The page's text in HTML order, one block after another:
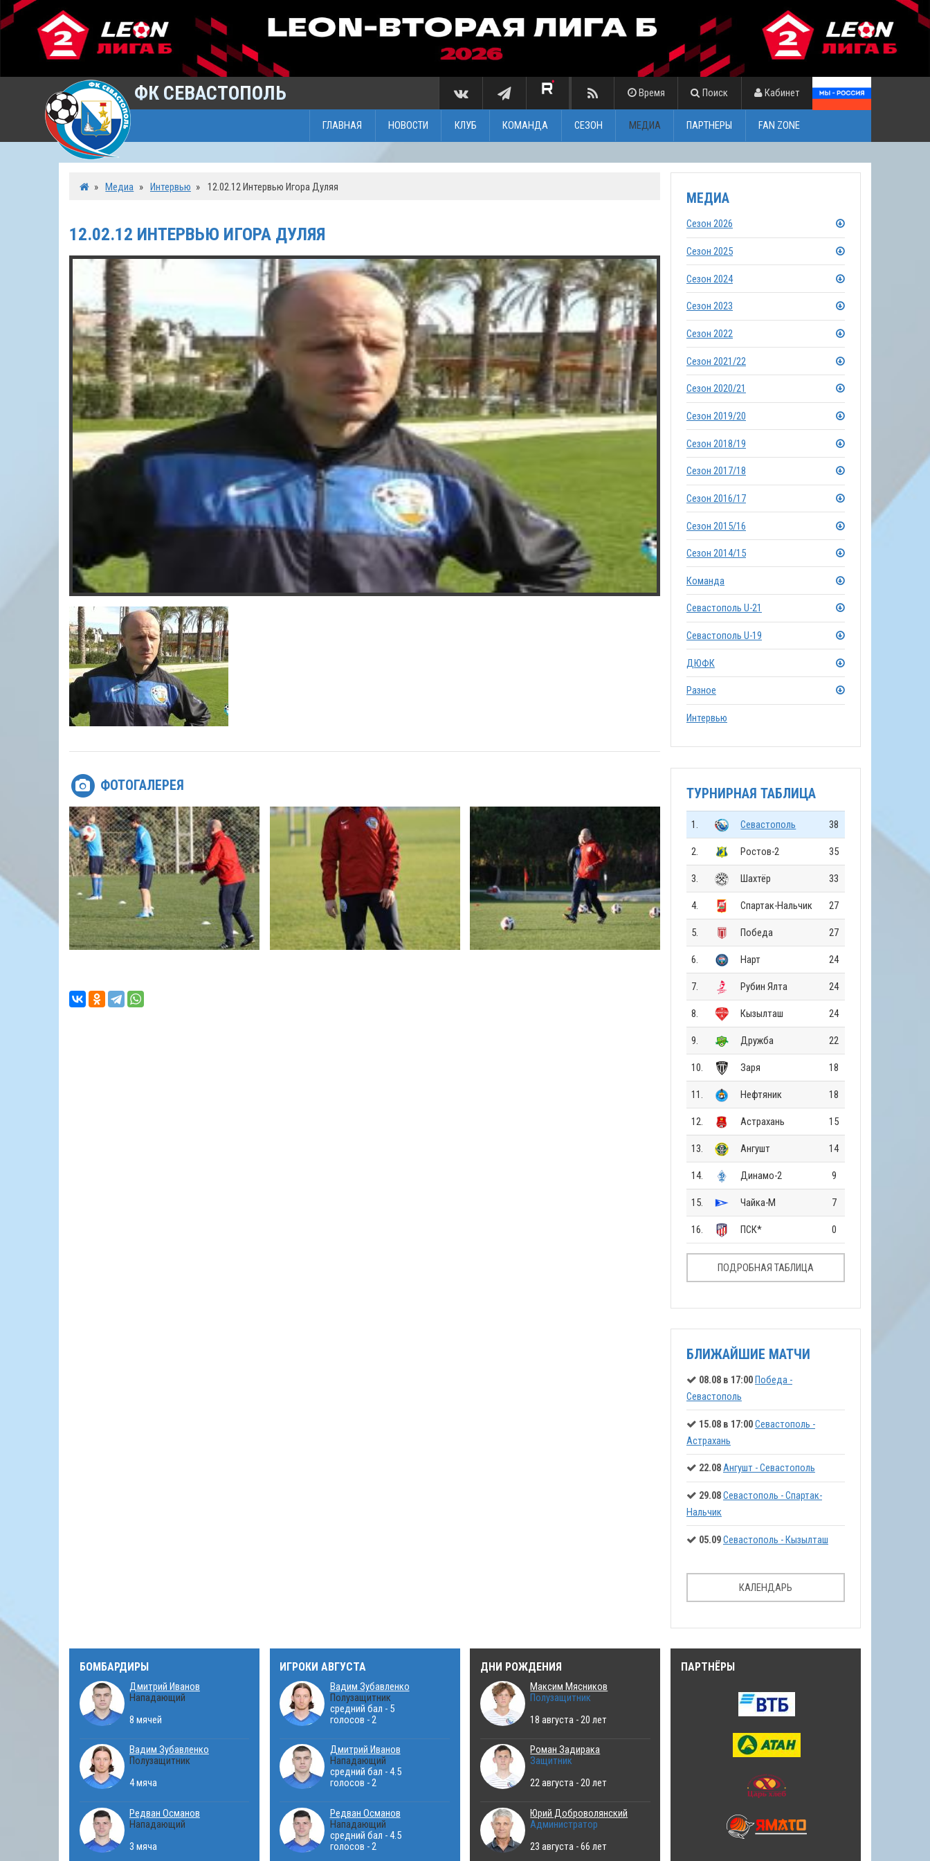
ФК СЕВАСТОПОЛЬ Время Поиск Кабинет
ГЛАВНАЯ НОВОСТИ КЛУБ КОМАНДА СЕЗОН МЕДИА ПАРТНЕРЫ FAN ZONE
» Медиа » Интервью » 12.02.12 Интервью Игора Дуляя
12.02.12 ИНТЕРВЬЮ ИГОРА ДУЛЯЯ
ФОТОГАЛЕРЕЯ
МЕДИА
Сезон 2026
Сезон 2025
Сезон 2024
Сезон 2023
Сезон 2022
Сезон 2021/22
Сезон 2020/21
Сезон 2019/20
Сезон 2018/19
Сезон 2017/18
Сезон 2016/17
Сезон 2015/16
Сезон 2014/15
Команда
Севастополь U-21
Севастополь U-19
ДЮФК
Разное
Интервью
ТУРНИРНАЯ ТАБЛИЦА
1. Севастополь 38
2. Ростов-2 35
3. Шахтёр 33
4. Спартак-Нальчик 27
5. Победа 27
6. Нарт 24
7. Рубин Ялта 24
8. Кызылташ 24
9. Дружба 22
10. Заря 18
11. Нефтяник 18
12. Астрахань 15
13. Ангушт 14
14. Динамо-2 9
15. Чайка-М 7
16. ПСК* 0
ПОДРОБНАЯ ТАБЛИЦА
БЛИЖАЙШИЕ МАТЧИ
08.08 в 17:00Победа -
Севастополь
15.08 в 17:00Севастополь -
Астрахань
22.08Ангушт - Севастополь
29.08Севастополь - Спартак-
Нальчик
05.09Севастополь - Кызылташ
КАЛЕНДАРЬ
БОМБАРДИРЫ
Дмитрий Иванов
Нападающий
8 мячей
Вадим Зубавленко
Полузащитник
4 мяча
Редван Османов
Нападающий
3 мяча
ИГРОКИ АВГУСТА
Вадим Зубавленко
Полузащитник
средний бал - 5
голосов - 2
Дмитрий Иванов
Нападающий
средний бал - 4.5
голосов - 2
Редван Османов
Нападающий
средний бал - 4.5
голосов - 2
ДНИ РОЖДЕНИЯ
Максим Мясников
Полузащитник
18 августа - 20 лет
Роман Задирака
Защитник
22 августа - 20 лет
Юрий Доброволянский
Администратор
23 августа - 66 лет
ПАРТНЁРЫ